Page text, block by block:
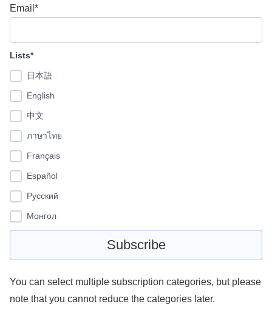
Email*
Lists*
日本語
English
中文
ภาษาไทย
Français
Español
Pусский
Монгол
You can select multiple subscription categories, but please
note that you cannot reduce the categories later.